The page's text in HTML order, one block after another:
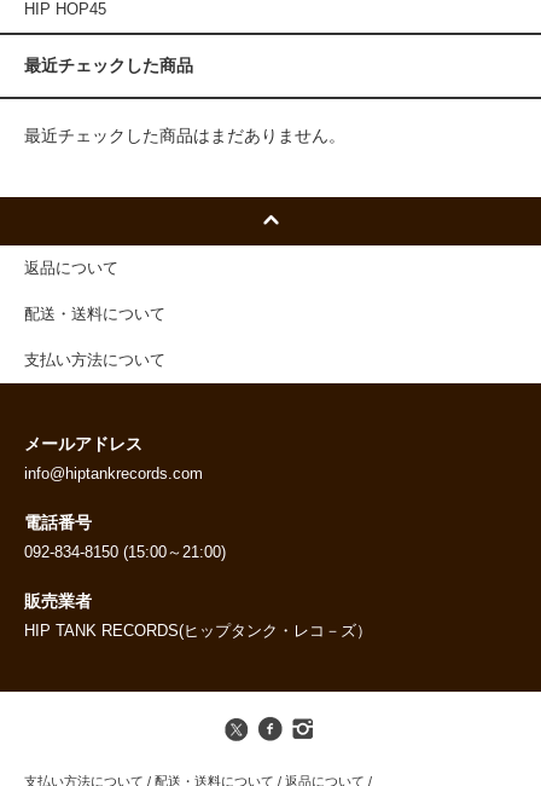
HIP HOP45
最近チェックした商品
最近チェックした商品はまだありません。
返品について
配送・送料について
支払い方法について
メールアドレス
info@hiptankrecords.com
電話番号
092-834-8150 (15:00～21:00)
販売業者
HIP TANK RECORDS(ヒップタンク・レコ－ズ）
支払い方法について / 配送・送料について / 返品について /